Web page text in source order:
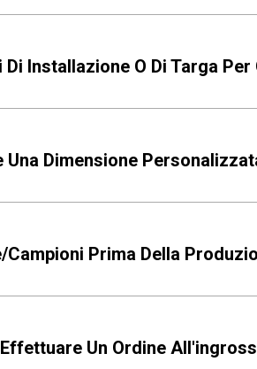
Di Installazione O Di Targa
Una Dimensione
campioni Prima Della
Un Ordine